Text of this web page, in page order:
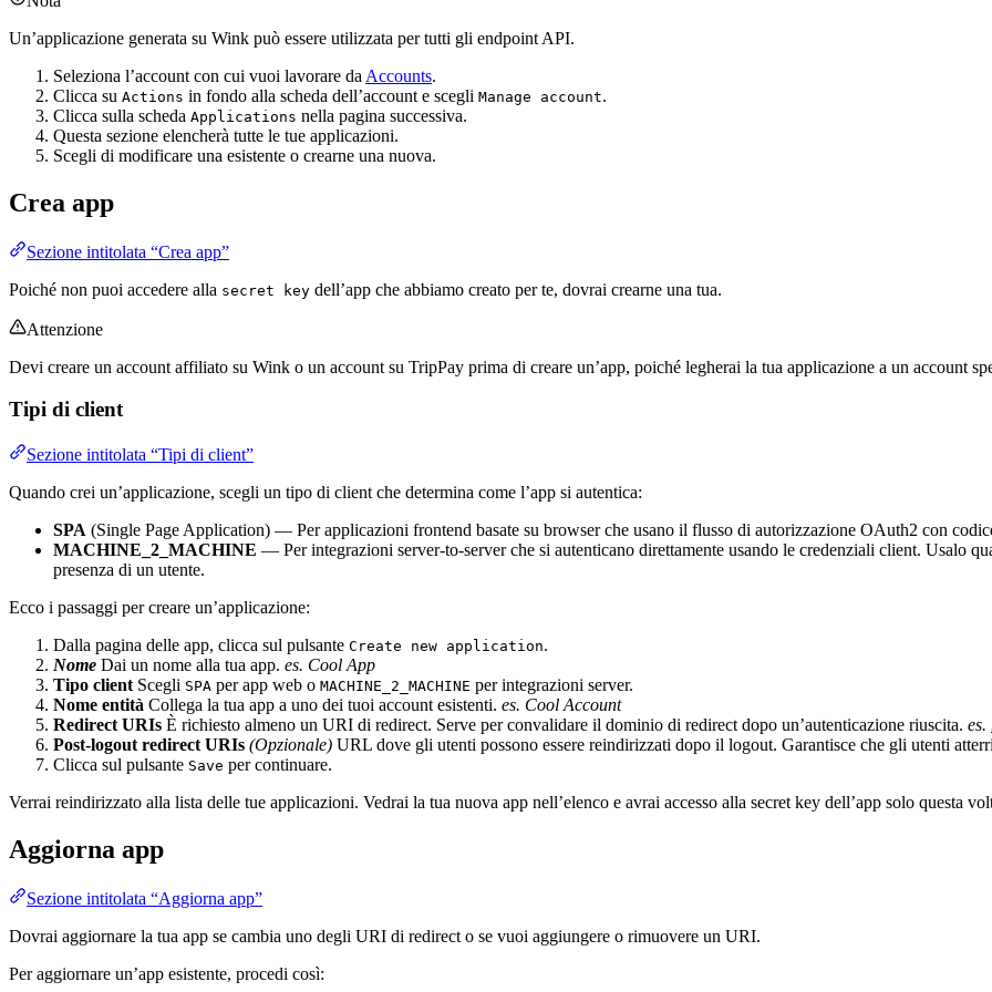
Un’applicazione generata su Wink può essere utilizzata per tutti gli endpoint API.
Seleziona l’account con cui vuoi lavorare da Accounts.
Clicca su Actions in fondo alla scheda dell’account e scegli Manage account.
Clicca sulla scheda Applications nella pagina successiva.
Questa sezione elencherà tutte le tue applicazioni.
Scegli di modificare una esistente o crearne una nuova.
Crea app
Sezione intitolata “Crea app”
Poiché non puoi accedere alla secret key dell’app che abbiamo creato per te, dovrai crearne una tua.
Attenzione
Devi creare un account affiliato su Wink o un account su TripPay prima di creare un’app, poiché legherai la tua applicazione a un account
Tipi di client
Sezione intitolata “Tipi di client”
Quando crei un’applicazione, scegli un tipo di client che determina come l’app si autentica:
SPA (Single Page Application) — Per applicazioni frontend basate su browser che usano il flusso di autorizzazione OAuth2 con
MACHINE_2_MACHINE — Per integrazioni server-to-server che si autenticano direttamente usando le credenziali client. Usalo
presenza di un utente.
Ecco i passaggi per creare un’applicazione:
Dalla pagina delle app, clicca sul pulsante Create new application.
Nome Dai un nome alla tua app. es. Cool App
Tipo client Scegli SPA per app web o MACHINE_2_MACHINE per integrazioni server.
Nome entità Collega la tua app a uno dei tuoi account esistenti. es. Cool Account
Redirect URIs È richiesto almeno un URI di redirect. Serve per convalidare il dominio di redirect dopo un’autenticazione riuscita. es.
Post-logout redirect URIs (Opzionale) URL dove gli utenti possono essere reindirizzati dopo il logout. Garantisce che gli utenti
Clicca sul pulsante Save per continuare.
Verrai reindirizzato alla lista delle tue applicazioni. Vedrai la tua nuova app nell’elenco e avrai accesso alla secret key dell’app solo questa
Aggiorna app
Sezione intitolata “Aggiorna app”
Dovrai aggiornare la tua app se cambia uno degli URI di redirect o se vuoi aggiungere o rimuovere un URI.
Per aggiornare un’app esistente, procedi così: